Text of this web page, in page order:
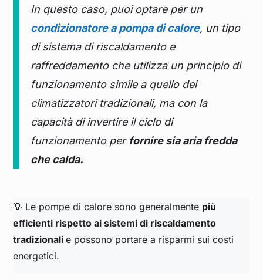
In questo caso, puoi optare per un
condizionatore a pompa di calore, un tipo
di sistema di riscaldamento e
raffreddamento che utilizza un principio di
funzionamento simile a quello dei
climatizzatori tradizionali, ma con la
capacità di invertire il ciclo di
funzionamento per fornire sia aria fredda
che calda.
💡 Le pompe di calore sono generalmente più
efficienti rispetto ai sistemi di riscaldamento
tradizionalie possono portare a risparmi sui costi
energetici.